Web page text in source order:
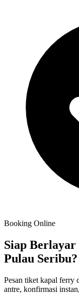
Booking Online
Siap Berlayar
Pulau Seribu?
Pesan tiket kapal ferry
antre, konfirmasi